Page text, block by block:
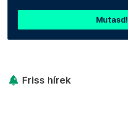
Mutasd!
Friss hírek